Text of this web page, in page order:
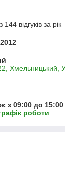
відгуків за рік
Хмельницький,
з 09:00 до 15:00
роботи